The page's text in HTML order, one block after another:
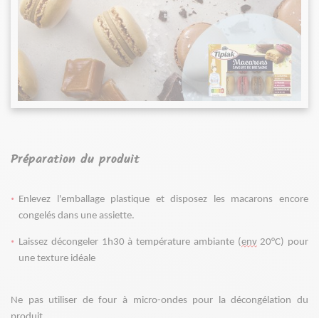
Préparation du produit
Enlevez l'emballage plastique et disposez les macarons encore
congelés dans une assiette.
Laissez décongeler 1h30 à température ambiante (env 20°C) pour
une texture idéale
Ne pas utiliser de four à micro-ondes pour la décongélation du